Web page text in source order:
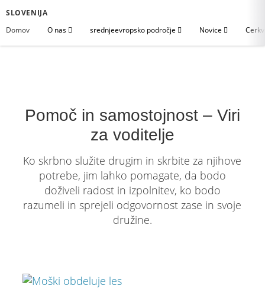
SLOVENIJA
Domov
O nas srednjeevropsko področje Novice
Pomoč in samostojnost – Viri
za voditelje
Ko skrbno služite drugim in skrbite za njihove
potrebe, jim lahko pomagate, da bodo
doživeli radost in izpolnitev, ko bodo
razumeli in sprejeli odgovornost zase in svoje
družine.